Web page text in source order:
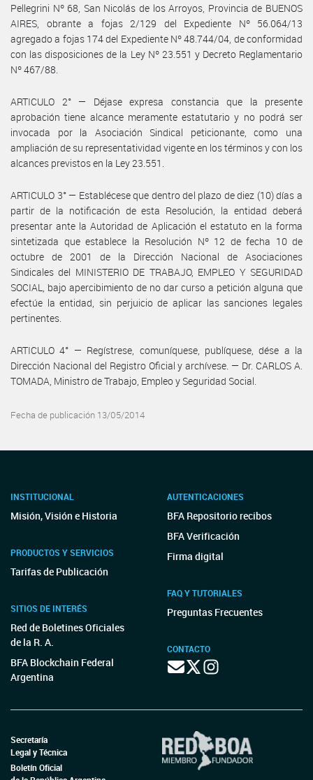
Pellegrini Nº 68, San Nicolás de los Arroyos, Provincia de BUENOS
AIRES, obrante a fojas 2/129 del Expediente Nº 56.064/13
agregado a fojas 174 del Expediente Nº 48.744/04, de conformidad
con las disposiciones de la Ley Nº 23.551 y Decreto Reglamentario
Nº 467/88.
ARTICULO 2° — Déjase expresa constancia que la presente
aprobación tiene alcance meramente estatutario y no podrá ser
invocada por la Asociación Sindical peticionante, como una
ampliación de su representatividad vigente en los términos y con los
alcances previstos en la Ley 23.551.
ARTICULO 3° — Establécese que dentro del plazo de diez (10) días a
partir de la notificación de esta Resolución, la entidad deberá
presentar ante la Autoridad de Aplicación el estatuto en la forma
sintetizada que establece la Resolución Nº 12 de fecha 10 de
octubre de 2001 de la Dirección Nacional de Asociaciones
Sindicales del MINISTERIO DE TRABAJO, EMPLEO Y SEGURIDAD
SOCIAL, bajo apercibimiento de no dar curso a petición alguna que
efectúe la entidad, sin perjuicio de aplicar las sanciones legales
pertinentes.
ARTICULO 4° — Regístrese, comuníquese, publíquese, dése a la
Dirección Nacional del Registro Oficial y archívese. — Dr. CARLOS A.
TOMADA, Ministro de Trabajo, Empleo y Seguridad Social.
Fecha de publicación 13/05/2014
INSTITUCIONAL
Misión, Visión e Historia
PRODUCTOS Y SERVICIOS
Tarifas de Publicación
SITIOS DE INTERÉS
Red de Boletines Oficiales
de la R. A.
BFA Blockchain Federal
Argentina
AUTENTICACIONES
BFA Repositorio recibos
BFA Verificación
Firma digital
FAQ Y TUTORIALES
Preguntas Frecuentes
CONTACTO
Secretaría
Legal y Técnica
Boletín Oficial